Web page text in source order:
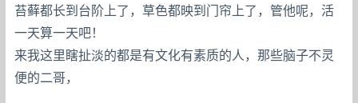
苔藓都长到台阶上了，草色都映到门帘上了，管他呢，活
一天算一天吧！
来我这里瞎扯淡的都是有文化有素质的人，那些脑子不灵
便的二哥，